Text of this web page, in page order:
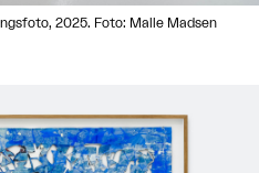
2025. Foto: Malle Madsen